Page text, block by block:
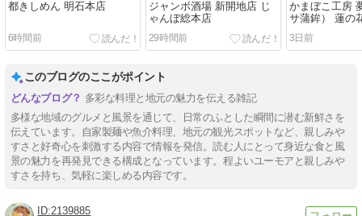
都きしめん 明石本店
6時間前
ジャンボ酒場 新開地店 じ
ゃんぼ総本店
29時間前
かまぼこ工房
サ蒲鉾） 蓮の
3日前
このブログのここがポイント
多彩な料理と地元の魅力を伝える雑記
多様な地域のグルメと風景を通じて、日常のふとした瞬間に潜む新鮮さを
伝えています。自家製麺や魚介料理、地元の観光スポットなど、親しみや
すさと好奇心を刺激する内容で情報を発信。読む人にとって身近な食と風
景の魅力を再発見できる構成となっています。程よいユーモアと親しみや
すさを持ち、気軽に楽しめる内容です。
2139885